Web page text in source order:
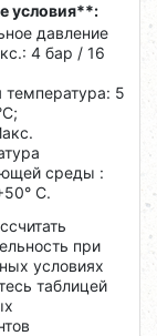
условия**:
давление
4 бар / 16
температура: 5
среды :
C.
при
условиях
таблицей